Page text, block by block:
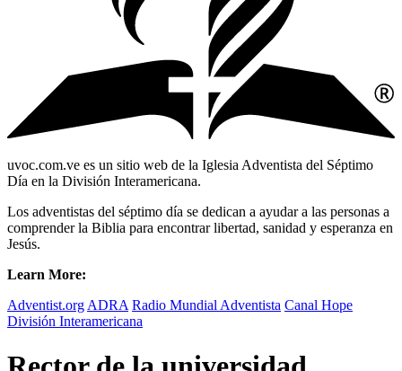
uvoc.com.ve es un sitio web de la Iglesia Adventista del Séptimo
Día en la División Interamericana.
Los adventistas del séptimo día se dedican a ayudar a las personas a
comprender la Biblia para encontrar libertad, sanidad y esperanza en
Jesús.
Learn More:
Adventist.org ADRA Radio Mundial Adventista Canal Hope
División Interamericana